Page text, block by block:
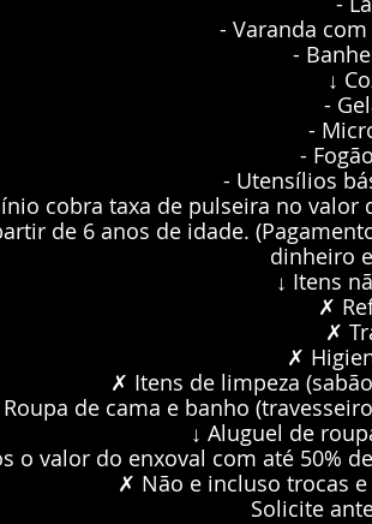
- Varanda
-
↓
-
-
-
- Utensílios
cobra taxa de pulseira no valor
de 6 anos de idade.
dinheiro
↓ Itens
✗
✗
✗
✗ Itens de limpeza
de cama e banho
↓ Aluguel de
o valor do enxoval com até 50%
✗ Não e incluso trocas
Solicite